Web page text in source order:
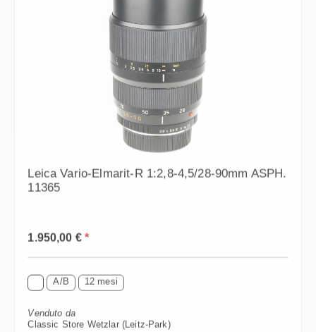
Leica Vario-Elmarit-R 1:2,8-4,5/28-90mm ASPH.
11365
1.950,00 €*
A/B 12 mesi
Venduto da
Classic Store Wetzlar (Leitz-Park)